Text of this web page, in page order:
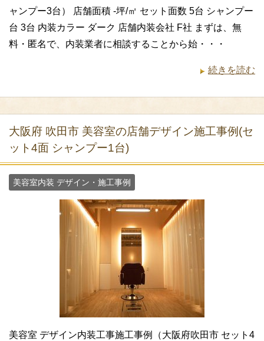
ャンプー3台） 店舗面積 -坪/㎡ セット面数 5台 シャンプー
台 3台 内装カラー ダーク 店舗内装会社 F社 まずは、無
料・匿名で、内装業者に相談することから始・・・
続きを読む
大阪府 吹田市 美容室の店舗デザイン施工事例(セ
ット4面 シャンプー1台)
美容室内装 デザイン・施工事例
美容室 デザイン内装工事施工事例（大阪府吹田市 セット4